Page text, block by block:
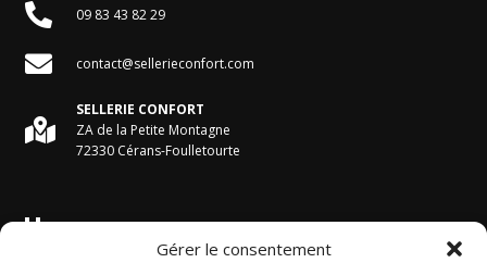
Gérer le consentement
 09 83 43 82 29
 contact@sellerieconfort.com

SELLERIE CONFORT
ZA de la Petite Montagne
72330 Cérans-Foulletourte
Horaires du magasin